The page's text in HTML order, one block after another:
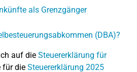
als Grenzgänger
(DBA)?
auf die Steuererklärung für
für die Steuererklärung 2025